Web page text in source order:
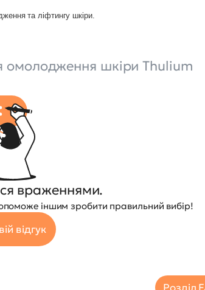
та ліфтингу шкіри.
омолодження шкіри Thulium
враженнями.
іншим зробити правильний вибір!
відгук
Розділ